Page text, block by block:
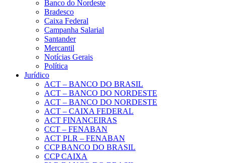
Banco do Nordeste
Bradesco
Caixa Federal
Campanha Salarial
Santander
Mercantil
Notícias Gerais
Política
Jurídico
ACT – BANCO DO BRASIL
ACT – BANCO DO NORDESTE
ACT – BANCO DO NORDESTE
ACT – CAIXA FEDERAL
ACT FINANCEIRAS
CCT – FENABAN
ACT PLR – FENABAN
CCP BANCO DO BRASIL
CCP CAIXA